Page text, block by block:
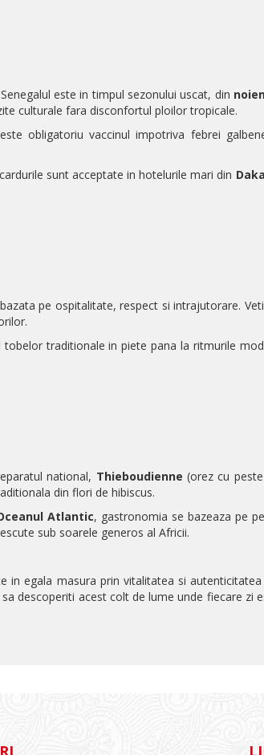
Senegalul este in timpul sezonului uscat, din
culturale fara disconfortul ploilor tropicale.
obligatoriu vaccinul impotriva febrei
sunt acceptate in hotelurile mari din
pe ospitalitate, respect si intrajutorare.
tobelor traditionale in piete pana la ritmurile
national, Thieboudienne (orez cu
din flori de hibiscus.
Atlantic, gastronomia se bazeaza pe
sub soarele generos al Africii.
in egala masura prin vitalitatea si
descoperiti acest colt de lume unde fiecare zi